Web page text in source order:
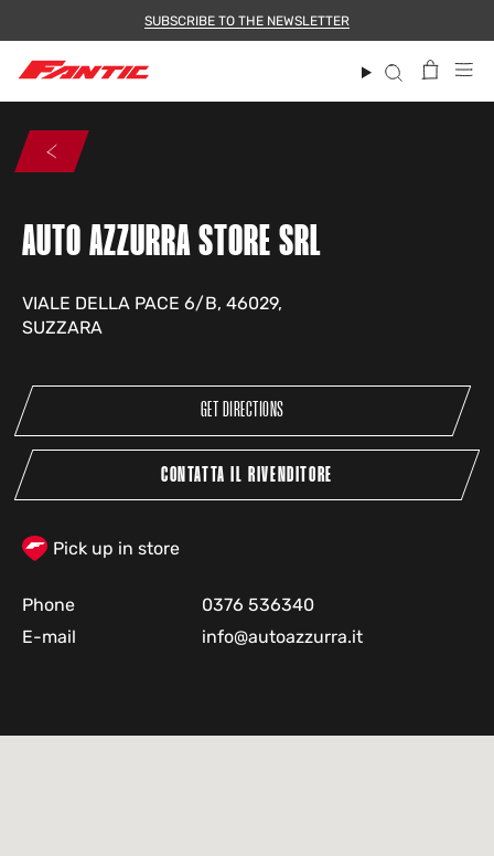
SUBSCRIBE TO THE NEWSLETTER
Search
AUTO AZZURRA STORE SRL
VIALE DELLA PACE 6/B, 46029,
SUZZARA
GET DIRECTIONS
CONTATTA IL RIVENDITORE
Pick up in store
Phone
0376 536340
E-mail
info@autoazzurra.it